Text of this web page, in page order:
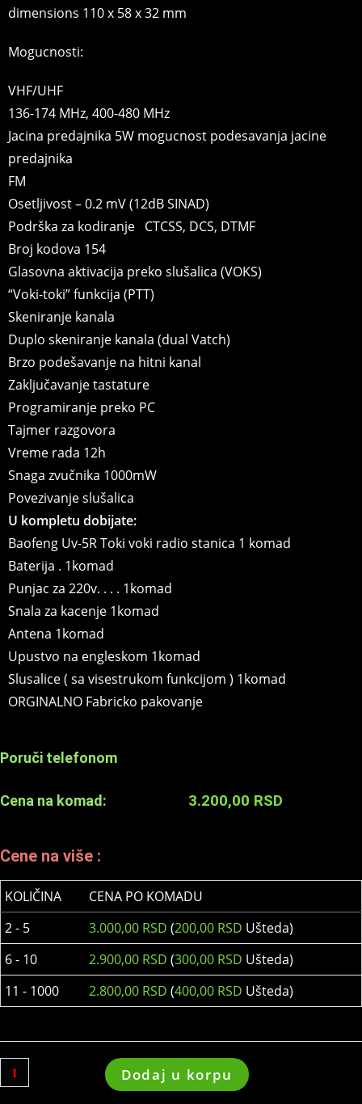
dimensions 110 x 58 x 32 mm
Mogucnosti:
VHF/UHF
136-174 MHz, 400-480 MHz
Jacina predajnika 5W mogucnost podesavanja jacine
predajnika
FM
Osetljivost – 0.2 mV (12dB SINAD)
Podrška za kodiranje CTCSS, DCS, DTMF
Broj kodova 154
Glasovna aktivacija preko slušalica (VOKS)
“Voki-toki” funkcija (PTT)
Skeniranje kanala
Duplo skeniranje kanala (dual Vatch)
Brzo podešavanje na hitni kanal
Zaključavanje tastature
Programiranje preko PC
Tajmer razgovora
Vreme rada 12h
Snaga zvučnika 1000mW
Povezivanje slušalica
U kompletu dobijate:
Baofeng Uv-5R Toki voki radio stanica 1 komad
Baterija . 1komad
Punjac za 220v. . . . 1komad
Snala za kacenje 1komad
Antena 1komad
Upustvo na engleskom 1komad
Slusalice ( sa visestrukom funkcijom ) 1komad
ORGINALNO Fabricko pakovanje
Poruči telefonom
Cena na komad: 3.200,00 RSD
Cene na više :
KOLIČINA
CENA PO KOMADU
2 - 5
3.000,00 RSD (200,00 RSD Ušteda)
6 - 10
2.900,00 RSD (300,00 RSD Ušteda)
11 - 1000
2.800,00 RSD (400,00 RSD Ušteda)
Dodaj u korpu